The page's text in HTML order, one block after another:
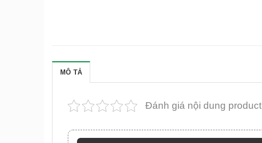
MÔ TẢ
Đánh giá nội dung product